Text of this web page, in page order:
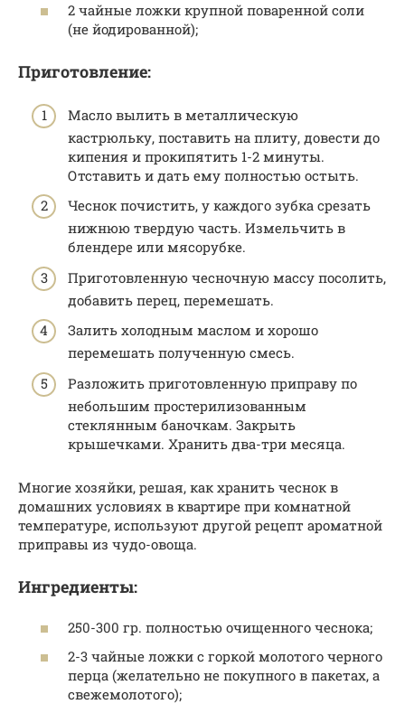
2 чайные ложки крупной поваренной соли
(не йодированной);
Приготовление:
Масло вылить в металлическую
кастрюльку, поставить на плиту, довести до
кипения и прокипятить 1-2 минуты.
Отставить и дать ему полностью остыть.
Чеснок почистить, у каждого зубка срезать
нижнюю твердую часть. Измельчить в
блендере или мясорубке.
Приготовленную чесночную массу посолить,
добавить перец, перемешать.
Залить холодным маслом и хорошо
перемешать полученную смесь.
Разложить приготовленную приправу по
небольшим простерилизованным
стеклянным баночкам. Закрыть
крышечками. Хранить два-три месяца.
Многие хозяйки, решая, как хранить чеснок в
домашних условиях в квартире при комнатной
температуре, используют другой рецепт ароматной
приправы из чудо-овоща.
Ингредиенты:
250-300 гр. полностью очищенного чеснока;
2-3 чайные ложки с горкой молотого черного
перца (желательно не покупного в пакетах, а
свежемолотого);